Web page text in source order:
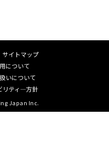
サイトマップ
について
いについて
リティ―方針
Japan Inc.